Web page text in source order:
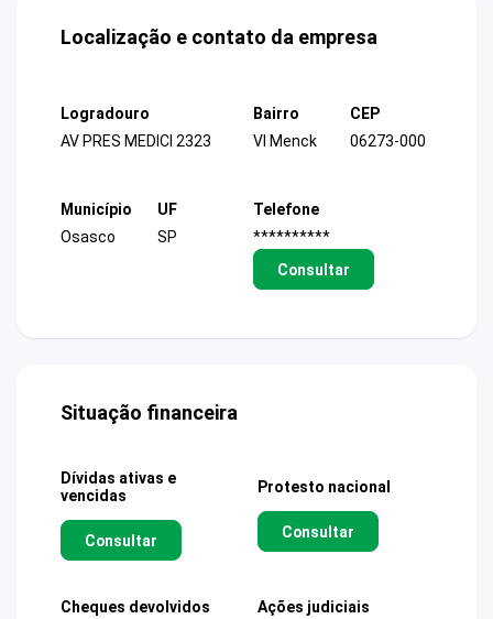
Localização e contato da empresa
Logradouro
AV PRES MEDICI 2323
Bairro
Vl Menck
CEP
06273-000
Município
Osasco
UF
SP
Telefone
**********
Consultar
Situação financeira
Dívidas ativas e
vencidas
Consultar
Protesto nacional
Consultar
Cheques devolvidos Ações judiciais